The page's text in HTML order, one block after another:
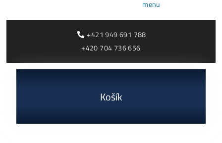
krátkodobo nedostupné
✉ Hlídat Dostupnost
krátkodobo